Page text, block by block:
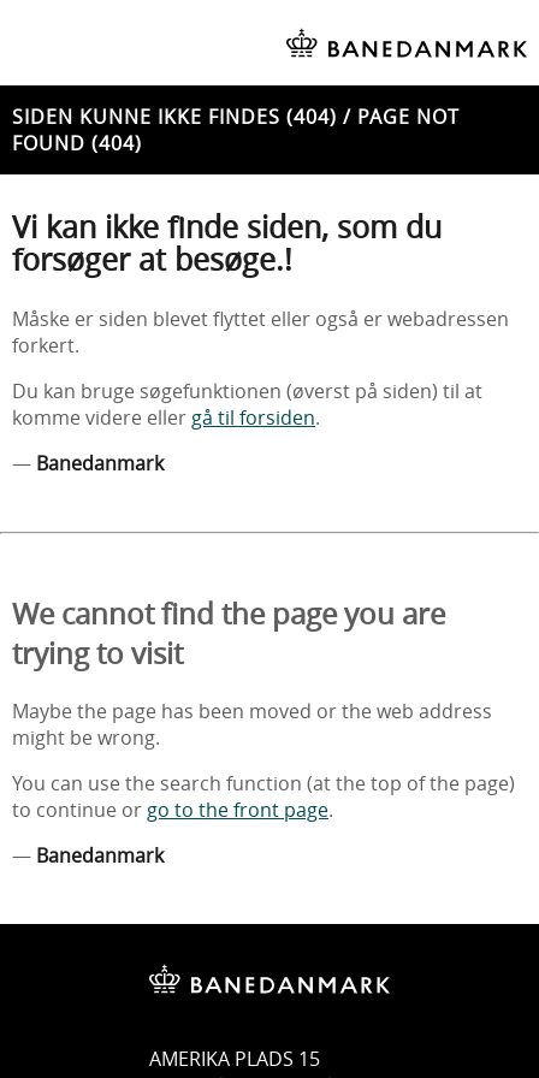
SIDEN KUNNE IKKE FINDES (404) / PAGE NOT
FOUND (404)
Vi kan ikke finde siden, som du
forsøger at besøge.!
Måske er siden blevet flyttet eller også er webadressen
forkert.
Du kan bruge søgefunktionen (øverst på siden) til at
komme videre eller gå til forsiden.
— Banedanmark
We cannot find the page you are
trying to visit
Maybe the page has been moved or the web address
might be wrong.
You can use the search function (at the top of the page)
to continue or go to the front page.
— Banedanmark
AMERIKA PLADS 15